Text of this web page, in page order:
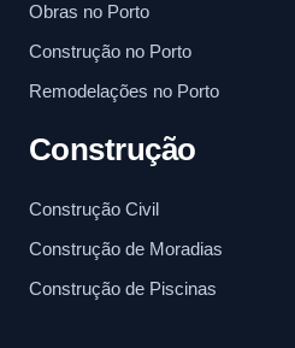
Obras no Porto
Construção no Porto
Remodelações no Porto
Construção
Construção Civil
Construção de Moradias
Construção de Piscinas